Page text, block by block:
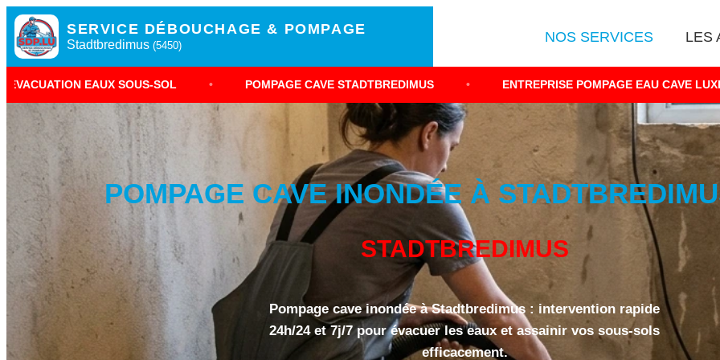
SERVICE DÉBOUCHAGE & POMPAGE
Stadtbredimus (5450)
NOS SERVICES LES
SOUS-SOL • POMPAGE CAVE STADTBREDIMUS • ENTREPRISE POMPAGE EAU CAVE LUXEMBOURG
POMPAGE CAVE INONDÉE À
STADTBREDIMUS
Pompage cave inondée à Stadtbredimus : intervention rapide
24h/24 et 7j/7 pour évacuer les eaux et assainir vos sous-sols
efficacement.